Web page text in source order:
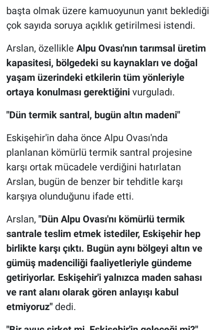
başta olmak üzere kamuoyunun yanıt beklediği
çok sayıda soruya açıklık getirilmesi istendi.
Arslan, özellikle Alpu Ovası'nın tarımsal üretim
kapasitesi, bölgedeki su kaynakları ve doğal
yaşam üzerindeki etkilerin tüm yönleriyle
ortaya konulması gerektiğini vurguladı.
"Dün termik santral, bugün altın madeni"
Eskişehir'in daha önce Alpu Ovası'nda
planlanan kömürlü termik santral projesine
karşı ortak mücadele verdiğini hatırlatan
Arslan, bugün de benzer bir tehditle karşı
karşıya olunduğunu ifade etti.
Arslan, "Dün Alpu Ovası'nı kömürlü termik
santrale teslim etmek istediler, Eskişehir hep
birlikte karşı çıktı. Bugün aynı bölgeyi altın ve
gümüş madenciliği faaliyetleriyle gündeme
getiriyorlar. Eskişehir'i yalnızca maden sahası
ve rant alanı olarak gören anlayışı kabul
etmiyoruz" dedi.